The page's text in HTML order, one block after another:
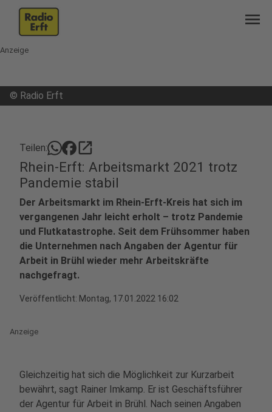
menu
Anzeige
© Radio Erft
Teilen: open_in_new
Rhein-Erft: Arbeitsmarkt 2021 trotz
Pandemie stabil
Der Arbeitsmarkt im Rhein-Erft-Kreis hat sich im
vergangenen Jahr leicht erholt – trotz Pandemie
und Flutkatastrophe. Seit dem Frühsommer haben
die Unternehmen nach Angaben der Agentur für
Arbeit in Brühl wieder mehr Arbeitskräfte
nachgefragt.
Veröffentlicht: Montag, 17.01.2022 16:02
Anzeige
Gleichzeitig hat sich die Möglichkeit zur Kurzarbeit
bewährt, sagt Rainer Imkamp. Er ist Geschäftsführer
der Agentur für Arbeit in Brühl. Nach seinen Angaben